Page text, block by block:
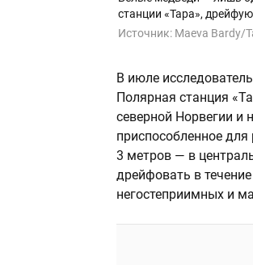
станции «Тара»,
Источник: Maeva Bardy/
В июле
Полярная станция
северной Норвегии и
приспособленное
3 метров — в
дрейфовать в
негостеприимных и